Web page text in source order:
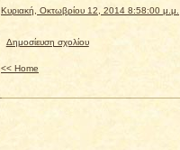
Κυριακή, Οκτωβρίου 12, 2014 8:58:00 μ.μ.
Δημοσίευση σχολίου
<< Home